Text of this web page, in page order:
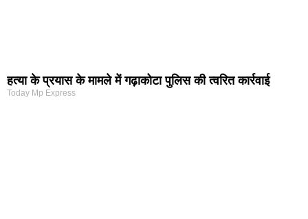
हत्या के प्रयास के मामले में गढ़ाकोटा पुलिस की त्वरित कार्रवाई
Today Mp Express